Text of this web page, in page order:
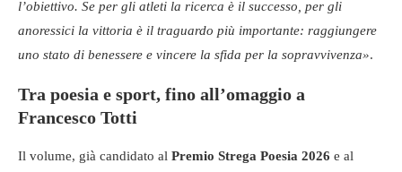
l’obiettivo. Se per gli atleti la ricerca è il successo, per gli
anoressici la vittoria è il traguardo più importante: raggiungere
uno stato di benessere e vincere la sfida per la sopravvivenza».
Tra poesia e sport, fino all’omaggio a
Francesco Totti
Il volume, già candidato al Premio Strega Poesia 2026 e al